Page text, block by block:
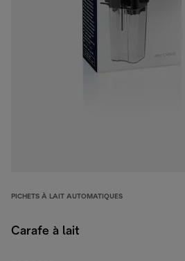
PICHETS À LAIT AUTOMATIQUES
Carafe à lait